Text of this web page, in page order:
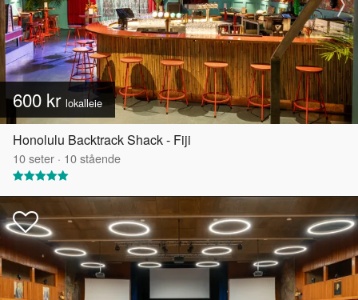
600 kr lokalleie
Honolulu Backtrack Shack - Fiji
10seter · 10stående